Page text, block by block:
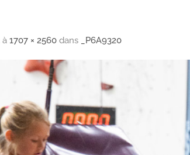
à 1707 × 2560 dans _P6A9320